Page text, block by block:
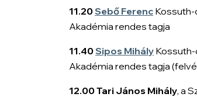
11.20 Sebő Ferenc Kossuth-
Akadémia rendes tagja
11.40 Sipos Mihály Kossuth-
Akadémia rendes tagja
12.00 Tari János Mihály, a